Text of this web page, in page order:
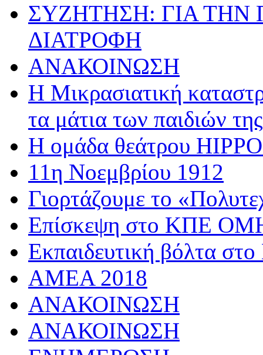
ΣΥΖΗΤΗΣΗ: ΓΙΑ ΤΗΝ
ΔΙΑΤΡΟΦΗ
ΑΝΑΚΟΙΝΩΣΗ
Η Μικρασιατική
τα μάτια των παιδιών
Η ομάδα θεάτρου
11η Νοεμβρίου 1912
Γιορτάζουμε το
Επίσκεψη στο ΚΠΕ
Εκπαιδευτική βόλτα
AMEA 2018
ΑΝΑΚΟΙΝΩΣΗ
ΑΝΑΚΟΙΝΩΣΗ